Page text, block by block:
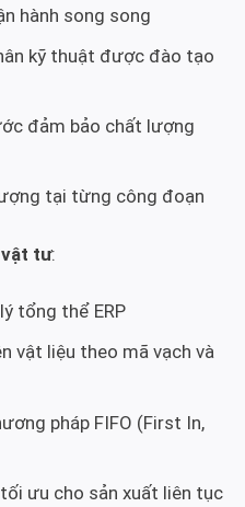
hành song song
kỹ thuật được đào tạo
đảm bảo chất lượng
tại từng công đoạn
tư:
tổng thể ERP
vật liệu theo mã vạch và
pháp FIFO (First In,
ưu cho sản xuất liên tục